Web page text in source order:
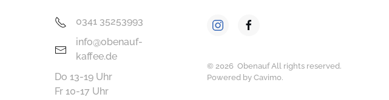
0341 35253993
info@obenauf-
kaffee.de
Do 13-19 Uhr
Fr 10-17 Uhr
© 2026 Obenauf All rights reserved.
Powered by Cavimo.